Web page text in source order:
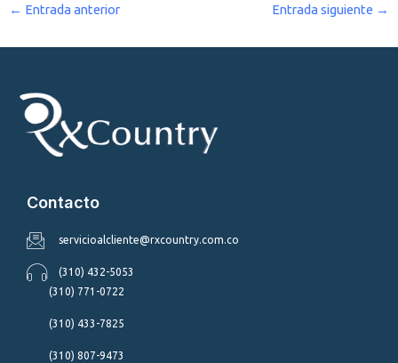
← Entrada anterior Entrada siguiente →
Contacto
servicioalcliente@rxcountry.com.co
(310) 432-5053
(310) 771-0722
(310) 433-7825
(310) 807-9473